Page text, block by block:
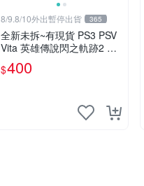
8/9.8/10外出暫停出貨 365
全新未拆~有現貨 PS3 PSV
Vita 英雄傳說閃之軌跡2 特
典桌曆CD Alisa亞莉莎(不含
遊戲) 桌曆型原聲帶
$400